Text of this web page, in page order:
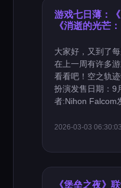
游戏七日薄：
《消逝的光芒
大家好，又到了
在上一周有许多
看看吧！空之轨
扮演发售日期：9
者:Nihon Falcom
2026-03-03 06:30:03
《堡垒之夜》